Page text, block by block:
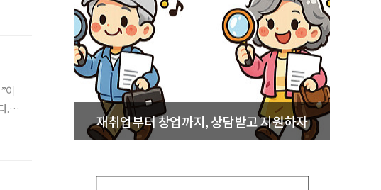
이
. 당
재취업부터 창업까지, 상담받고 지원하자